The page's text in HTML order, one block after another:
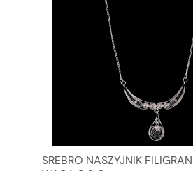
SREBRO NASZYJNIK